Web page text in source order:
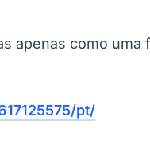
apenas como
pt/